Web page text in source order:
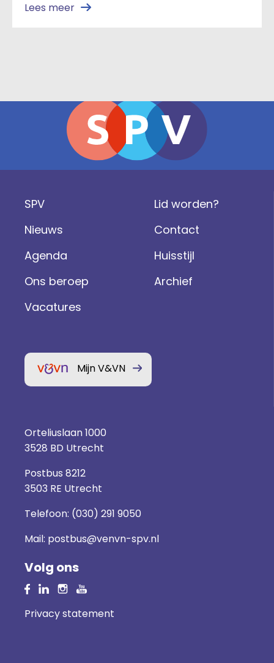
Lees meer
SPV
Nieuws
Agenda
Ons beroep
Vacatures
Lid worden?
Contact
Huisstijl
Archief
Mijn V&VN
Orteliuslaan 1000
3528 BD Utrecht
Postbus 8212
3503 RE Utrecht
Telefoon: (030) 291 9050
Mail: postbus@venvn-spv.nl
Volg ons
Privacy statement